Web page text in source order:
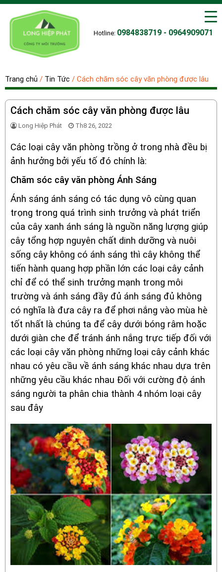
Hotline: 0984838719 - 0964909071
Trang chủ / Tin Tức / Cách chăm sóc cây văn phòng được lâu
Cách chăm sóc cây văn phòng được lâu
Long Hiệp Phát Th8 26, 2022
Các loại cây văn phòng trồng ở trong nhà đều bị
ảnh hưởng bởi yếu tố đó chính là:
Chăm sóc cây văn phòng Ánh Sáng
Ánh sáng ánh sáng có tác dụng vô cùng quan
trọng trong quá trình sinh trưởng và phát triển
của cây xanh ánh sáng là nguồn năng lượng giúp
cây tổng hợp nguyên chất dinh dưỡng và nuôi
sống cây không có ánh sáng thì cây không thể
tiến hành quang hợp phần lớn các loại cây cảnh
chỉ để có thể sinh trưởng mạnh trong môi
trường và ánh sáng đầy đủ ánh sáng đủ không
có nghĩa là đưa cây ra để phơi nắng vào mùa hè
tốt nhất là chúng ta để cây dưới bóng râm hoặc
dưới giàn che để tránh ánh nắng trực tiếp đối với
các loại cây văn phòng những loại cây cảnh khác
nhau có yêu cầu về ánh sáng khác nhau dựa trên
những yêu cầu khác nhau Đối với cường độ ánh
sáng người ta phân chia thành 4 nhóm loại cây
sau đây